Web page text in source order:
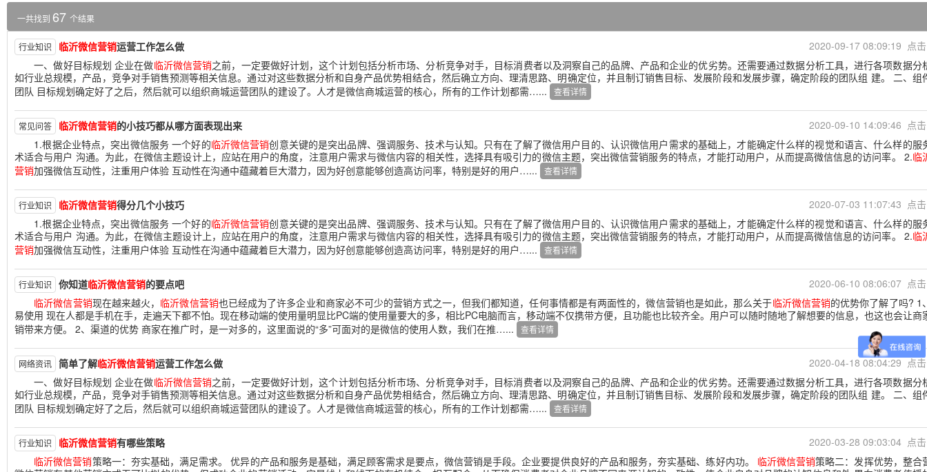
一共找到 67 个结果
行业知识 临沂微信营销运营工作怎么做
2020-09-17 08:09:19 点
一、做好目标规划 企业在做临沂微信营销之前，一定要做好计划，这个计划包括分析市场、分析竞争对手，目标消费者以及洞察自己的品牌、产品和企业的优劣势。还需要通过数据分析工具，进行各项数据分
如行业总规模，产品，竞争对手销售预测等相关信息。通过对这些数据分析和自身产品优势相结合，然后确立方向、理清思路、明确定位，并且制订销售目标、发展阶段和发展步骤，确定阶段的团队组 建。 二、组
团队 目标规划确定好了之后，然后就可以组织商城运营团队的建设了。人才是微信商城运营的核心，所有的工作计划都需…...
查看详情
常见问答 临沂微信营销的小技巧都从哪方面表现出来
2020-09-10 14:09:46 点
1.根据企业特点，突出微信服务 一个好的临沂微信营销创意关键的是突出品牌、强调服务、技术与认知。只有在了解了微信用户目的、认识微信用户需求的基础上，才能确定什么样的视觉和语言、什么样的服
术适合与用户 沟通。为此，在微信主题设计上，应站在用户的角度，注意用户需求与微信内容的相关性，选择具有吸引力的微信主题，突出微信营销服务的特点，才能打动用户，从而提高微信信息的访问率。 2.临
营销加强微信互动性，注重用户体验 互动性在沟通中蕴藏着巨大潜力，因为好创意能够创造高访问率，特别是好的用户…... 查看详情
行业知识 临沂微信营销得分几个小技巧
2020-07-03 11:07:43 点
1.根据企业特点，突出微信服务 一个好的临沂微信营销创意关键的是突出品牌、强调服务、技术与认知。只有在了解了微信用户目的、认识微信用户需求的基础上，才能确定什么样的视觉和语言、什么样的服
术适合与用户 沟通。为此，在微信主题设计上，应站在用户的角度，注意用户需求与微信内容的相关性，选择具有吸引力的微信主题，突出微信营销服务的特点，才能打动用户，从而提高微信信息的访问率。 2.临
营销加强微信互动性，注重用户体验 互动性在沟通中蕴藏着巨大潜力，因为好创意能够创造高访问率，特别是好的用户…... 查看详情
行业知识 你知道临沂微信营销的要点吧
2020-06-10 08:06:07 点
临沂微信营销现在越来越火， 临沂微信营销也已经成为了许多企业和商家必不可少的营销方式之一，但我们都知道，任何事情都是有两面性的，微信营销也是如此，那么关于临沂微信营销的优势你了解了吗? 1
易使用 现在人都是手机在手，走遍天下都不怕。现在移动端的使用量明显比PC端的使用量要大的多，相比PC电脑而言，移动端不仅携带方便，且功能也比较齐全。用户可以随时随地了解想要的信息，也这也会让商
销带来方便。 2、渠道的优势 商家在推广时，是一对多的，这里面说的“多”可面对的是微信的使用人数，我们在推…...
查看详情
网络资讯 简单了解临沂微信营销运营工作怎么做
2020-04-18 08:04:29 点
一、做好目标规划 企业在做临沂微信营销之前，一定要做好计划，这个计划包括分析市场、分析竞争对手，目标消费者以及洞察自己的品牌、产品和企业的优劣势。还需要通过数据分析工具，进行各项数据分
如行业总规模，产品，竞争对手销售预测等相关信息。通过对这些数据分析和自身产品优势相结合，然后确立方向、理清思路、明确定位，并且制订销售目标、发展阶段和发展步骤，确定阶段的团队组 建。 二、组
团队 目标规划确定好了之后，然后就可以组织商城运营团队的建设了。人才是微信商城运营的核心，所有的工作计划都需…...
查看详情
行业知识 临沂微信营销有哪些策略
2020-03-28 09:03:04 点
临沂微信营销策略一：夯实基础，满足需求。 优异的产品和服务是基础，满足顾客需求是要点，微信营销是手段。企业要提供良好的产品和服务，夯实基础、练好内功。 临沂微信营销策略二：发挥优势，整合